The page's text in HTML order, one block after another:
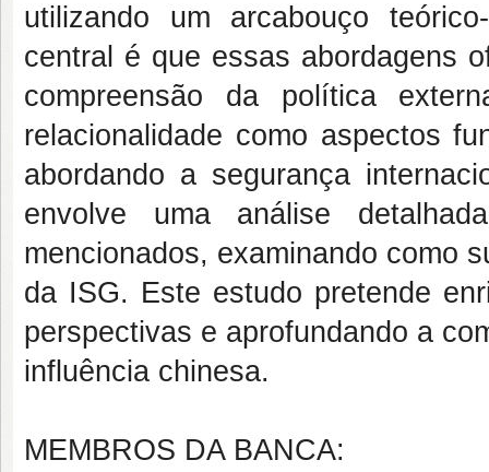
utilizando um arcabouço
central é que essas abordagens
compreensão da política
relacionalidade como aspectos
abordando a segurança
envolve uma análise
mencionados, examinando como
da ISG. Este estudo pretende
perspectivas e aprofundando a
influência chinesa.
MEMBROS DA BANCA: